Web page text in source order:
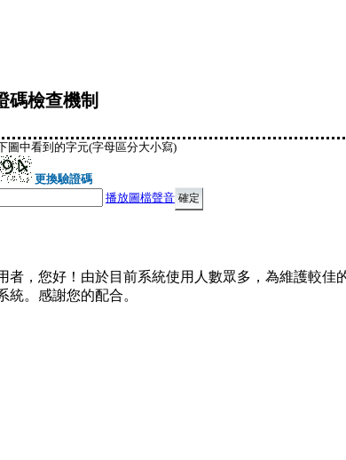
碼檢查機制
圖中看到的字元(字母區分大小寫)
更換驗證碼
播放圖檔聲音
者，您好！由於目前系統使用人數眾多，為維護較
統。感謝您的配合。